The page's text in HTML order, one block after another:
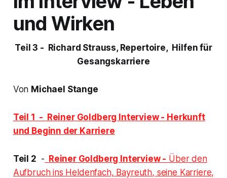
und Wirken
Teil 3 - Richard Strauss, Repertoire, Hilfen für
Gesangskarriere
Von Michael Stange
Teil 1 - Reiner Goldberg Interview - Herkunft
und Beginn der Karriere
Teil 2 - Reiner Goldberg Interview - Über den
Aufbruch ins Heldenfach, Bayreuth, seine Karriere,